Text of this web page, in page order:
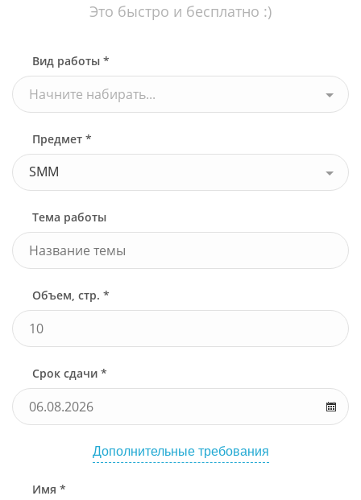
Это быстро и бесплатно :)
Вид работы *
Начните набирать...
Предмет *
SMM
Тема работы
Объем, стр. *
Срок сдачи *
Дополнительные требования
Имя *